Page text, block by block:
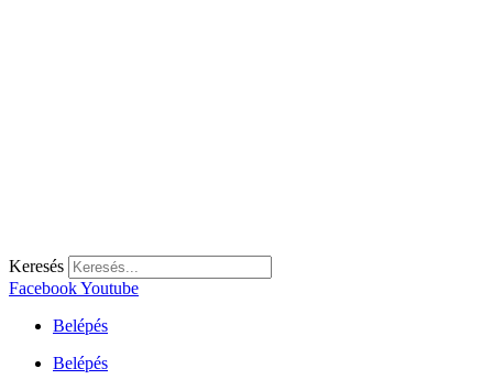
Keresés
FacebookYoutube
Belépés
Belépés